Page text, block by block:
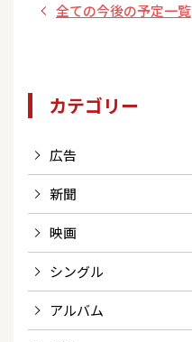
全ての今後の予定一覧
カテゴリー
広告
新聞
映画
シングル
アルバム